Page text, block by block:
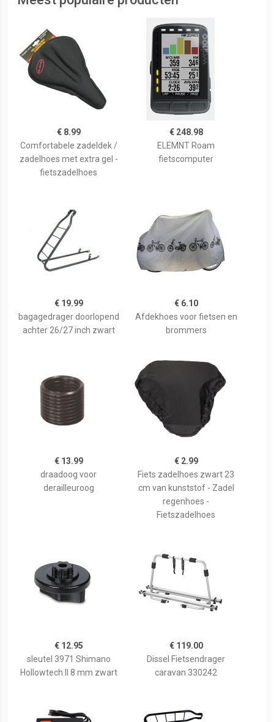
€ 8.99
Comfortabele zadeldek /
zadelhoes met extra gel -
fietszadelhoes
€ 248.98
ELEMNT Roam
fietscomputer
€ 19.99
bagagedrager doorlopend
achter 26/27 inch zwart
€ 6.10
Afdekhoes voor fietsen en
brommers
€ 13.99
draadoog voor
derailleuroog
€ 2.99
Fiets zadelhoes zwart 23
cm van kunststof - Zadel
regenhoes -
Fietszadelhoes
€ 12.95
sleutel 3971 Shimano
Hollowtech II 8 mm zwart
€ 119.00
Dissel Fietsendrager
caravan 330242